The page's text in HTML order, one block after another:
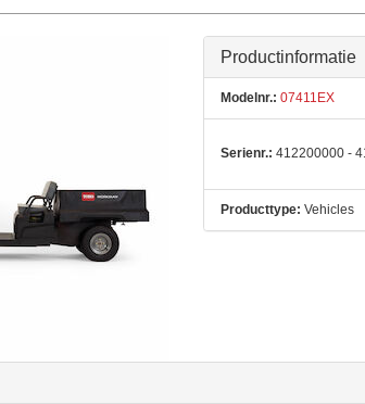
Productinformatie
Modelnr.: 07411EX
Serienr.: 412200000 -
Producttype: Vehicles